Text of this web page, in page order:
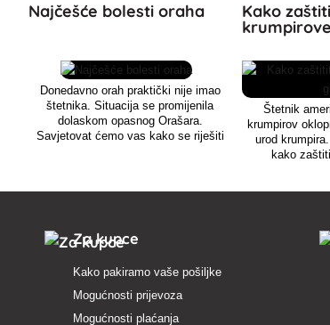
Najčešće bolesti oraha
Donedavno orah praktički nije imao
štetnika. Situacija se promijenila
dolaskom opasnog Orašara.
Savjetovat ćemo vas kako se riješiti
Kako
Štetnik
krumpirov
urod
kako
Za kupce
Kako pakiramo vaše pošiljke
Mogućnosti prijevoza
Mogućnosti plaćanja